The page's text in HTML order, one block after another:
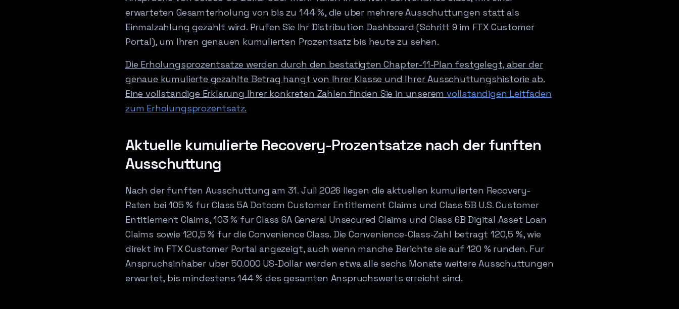
erwarteten Gesamterholung von bis zu 144 %, die uber mehrere Ausschuttungen statt als
Einmalzahlung gezahlt wird. Prufen Sie Ihr Distribution Dashboard (Schritt 9 im FTX Customer
Portal), um Ihren genauen kumulierten Prozentsatz bis heute zu sehen.
Die Erholungsprozentsatze werden durch den bestatigten Chapter-11-Plan festgelegt, aber der
genaue kumulierte gezahlte Betrag hangt von Ihrer Klasse und Ihrer Ausschuttungshistorie ab.
Eine vollstandige Erklarung Ihrer konkreten Zahlen finden Sie in unserem vollstandigen Leitfaden
zum Erholungsprozentsatz.
Aktuelle kumulierte Recovery-Prozentsatze nach der funften
Ausschuttung
Nach der funften Ausschuttung am 31. Juli 2026 liegen die aktuellen kumulierten Recovery-
Raten bei 105 % fur Class 5A Dotcom Customer Entitlement Claims und Class 5B U.S. Customer
Entitlement Claims, 103 % fur Class 6A General Unsecured Claims und Class 6B Digital Asset Loan
Claims sowie 120,5 % fur die Convenience Class. Die Convenience-Class-Zahl betragt 120,5 %, wie
direkt im FTX Customer Portal angezeigt, auch wenn manche Berichte sie auf 120 % runden. Fur
Anspruchsinhaber uber 50.000 US-Dollar werden etwa alle sechs Monate weitere Ausschuttungen
erwartet, bis mindestens 144 % des gesamten Anspruchswerts erreicht sind.